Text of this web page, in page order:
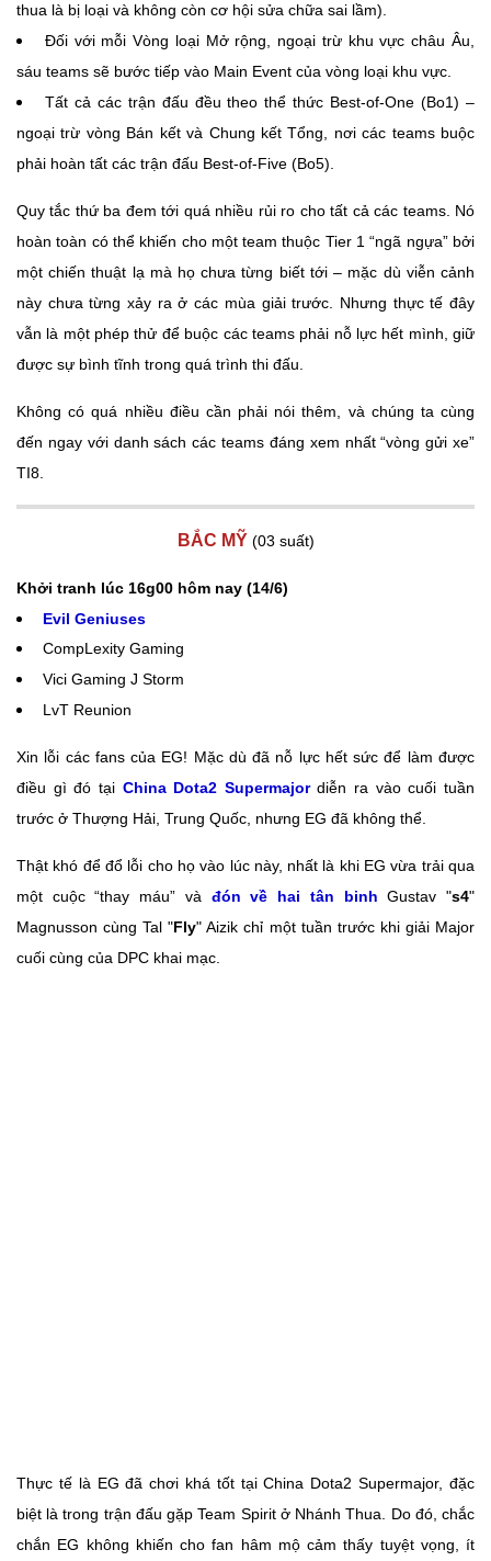
thua là bị loại và không còn cơ hội sửa chữa sai lầm).
Đối với mỗi Vòng loại Mở rộng, ngoại trừ khu vực châu Âu,
sáu teams sẽ bước tiếp vào Main Event của vòng loại khu vực.
Tất cả các trận đấu đều theo thể thức Best-of-One (Bo1) –
ngoại trừ vòng Bán kết và Chung kết Tổng, nơi các teams buộc
phải hoàn tất các trận đấu Best-of-Five (Bo5).
Quy tắc thứ ba đem tới quá nhiều rủi ro cho tất cả các teams. Nó
hoàn toàn có thể khiến cho một team thuộc Tier 1 “ngã ngựa” bởi
một chiến thuật lạ mà họ chưa từng biết tới – mặc dù viễn cảnh
này chưa từng xảy ra ở các mùa giải trước. Nhưng thực tế đây
vẫn là một phép thử để buộc các teams phải nỗ lực hết mình, giữ
được sự bình tĩnh trong quá trình thi đấu.
Không có quá nhiều điều cần phải nói thêm, và chúng ta cùng
đến ngay với danh sách các teams đáng xem nhất “vòng gửi xe”
TI8.
BẮC MỸ (03 suất)
Khởi tranh lúc 16g00 hôm nay (14/6)
Evil Geniuses
CompLexity Gaming
Vici Gaming J Storm
LvT Reunion
Xin lỗi các fans của EG! Mặc dù đã nỗ lực hết sức để làm được
điều gì đó tại China Dota2 Supermajordiễn ra vào cuối tuần
trước ở Thượng Hải, Trung Quốc, nhưng EG đã không thể.
Thật khó để đổ lỗi cho họ vào lúc này, nhất là khi EG vừa trải qua
một cuộc “thay máu” và đón về hai tân binh Gustav "s4"
Magnusson cùng Tal "Fly" Aizik chỉ một tuần trước khi giải Major
cuối cùng của DPC khai mạc.
Thực tế là EG đã chơi khá tốt tại China Dota2 Supermajor, đặc
biệt là trong trận đấu gặp Team Spirit ở Nhánh Thua. Do đó, chắc
chắn EG không khiến cho fan hâm mộ cảm thấy tuyệt vọng, ít